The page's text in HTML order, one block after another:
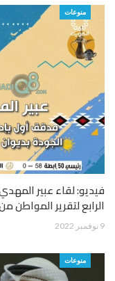
منوعات
فيديو: لقاء عبير
الرابع لتقرير المواطن
9 نوفمبر 2022
منوعات